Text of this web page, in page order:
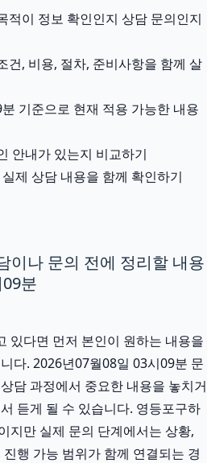
적이 정보 확인인지 상담 문의인지
건, 비용, 절차, 준비사항을 함께 살
기준으로 현재 적용 가능한 내용
안내가 있는지 비교하기
제 상담 내용을 함께 확인하기
이나 문의 전에 정리할 내용
분
있다면 먼저 본인이 원하는 내용을
다. 2026년07월08일 03시09분 문
담 과정에서 중요한 내용을 놓치거
듣게 될 수 있습니다. 영등포구하
지만 실제 문의 단계에서는 상황,
행 가능 범위가 함께 연결되는 경